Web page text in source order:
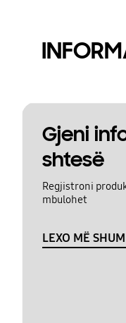
Gjeni
shtesë
Regjistroni
mbulohet
LEXO MË